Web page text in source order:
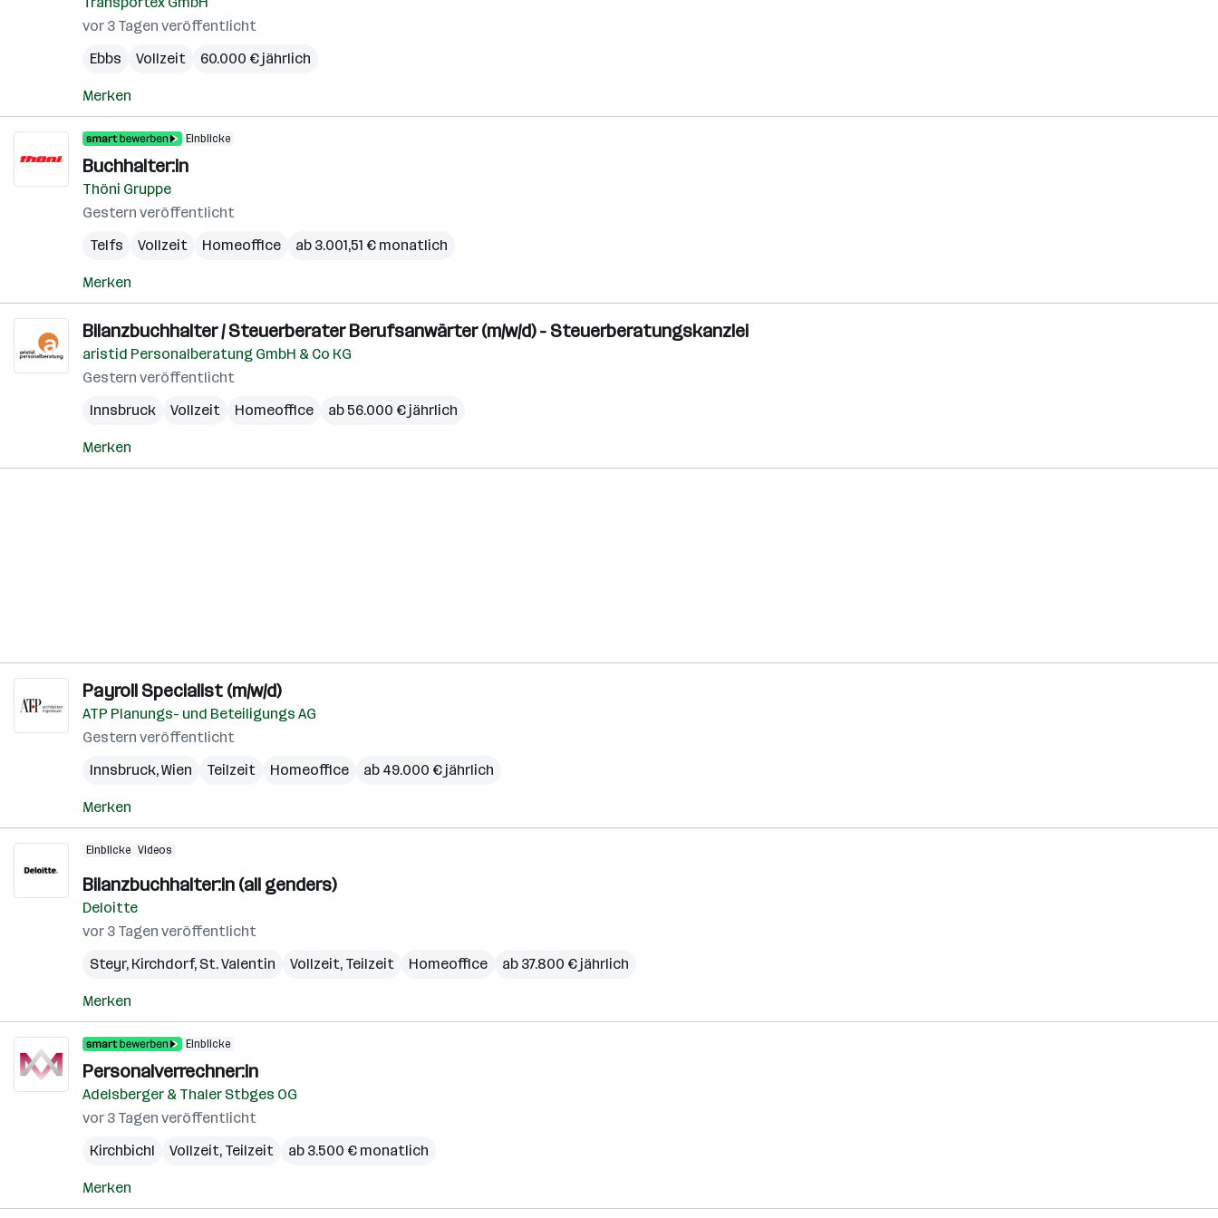
vor 3 Tagen veröffentlicht
Ebbs
Vollzeit 60.000 € jährlich
Merken
Einblicke
Buchhalter:in
Thöni Gruppe
Gestern veröffentlicht
Telfs
Vollzeit Homeoffice ab 3.001,51 € monatlich
Merken
Bilanzbuchhalter / Steuerberater Berufsanwärter (m/w/d) - Steuerberatungskanzlei
aristid Personalberatung GmbH & Co KG
Gestern veröffentlicht
Innsbruck
Vollzeit Homeoffice ab 56.000 € jährlich
Merken
Payroll Specialist (m/w/d)
ATP Planungs- und Beteiligungs AG
Gestern veröffentlicht
Innsbruck,Wien Teilzeit Homeoffice ab 49.000 € jährlich
Merken
Einblicke Videos
Bilanzbuchhalter:in (all genders)
Deloitte
vor 3 Tagen veröffentlicht
Steyr, Kirchdorf, St. Valentin Vollzeit, Teilzeit Homeoffice ab 37.800 € jährlich
Merken
Einblicke
Personalverrechner:in
Adelsberger & Thaler Stbges OG
vor 3 Tagen veröffentlicht
Kirchbichl
Vollzeit, Teilzeit ab 3.500 € monatlich
Merken